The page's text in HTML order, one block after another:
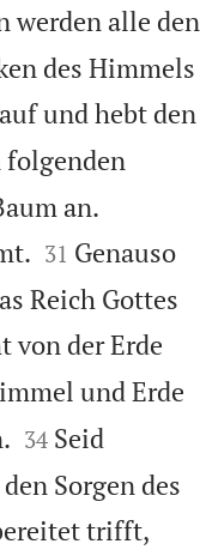
werden alle den
des Himmels
und hebt den
folgenden
an.

31 Genauso
Reich Gottes
von der Erde
und Erde

34 Seid
Sorgen des
trifft,